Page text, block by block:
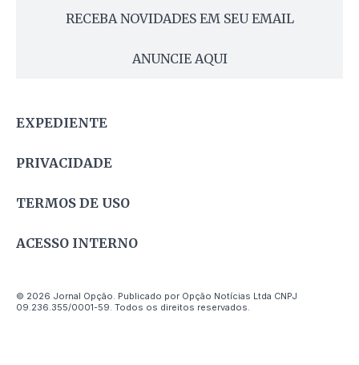
RECEBA NOVIDADES EM SEU EMAIL
ANUNCIE AQUI
EXPEDIENTE
PRIVACIDADE
TERMOS DE USO
ACESSO INTERNO
© 2026 Jornal Opção. Publicado por Opção Notícias Ltda CNPJ
09.236.355/0001-59. Todos os direitos reservados.